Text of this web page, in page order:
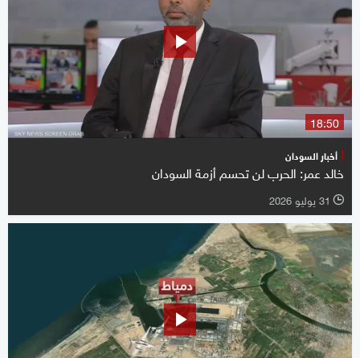
18:50
أخبار السودان
خالد عمر: الحرب لن تحسم أزمة السودان
l 31 يوليو 2026